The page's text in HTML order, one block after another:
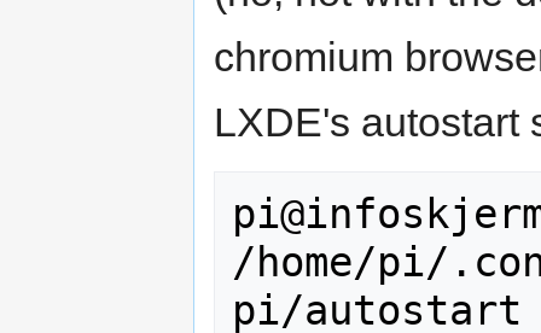
chromium
LXDE's autostart
/home/pi/
pi/autostart